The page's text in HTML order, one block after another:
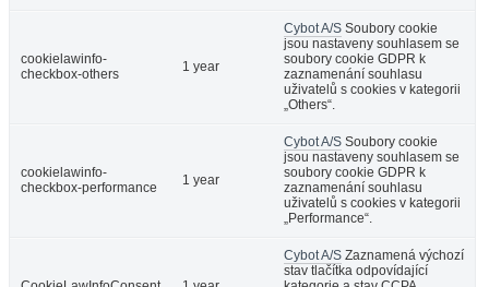
cookielawinfo-
checkbox-others
1 year
Cybot A/S Soubory cookie
jsou nastaveny souhlasem se
soubory cookie GDPR k
zaznamenání souhlasu
uživatelů s cookies v kategorii
„Others“.
cookielawinfo-
checkbox-performance
1 year
Cybot A/S Soubory cookie
jsou nastaveny souhlasem se
soubory cookie GDPR k
zaznamenání souhlasu
uživatelů s cookies v kategorii
„Performance“.
Cybot A/S Zaznamená výchozí
stav tlačítka odpovídající